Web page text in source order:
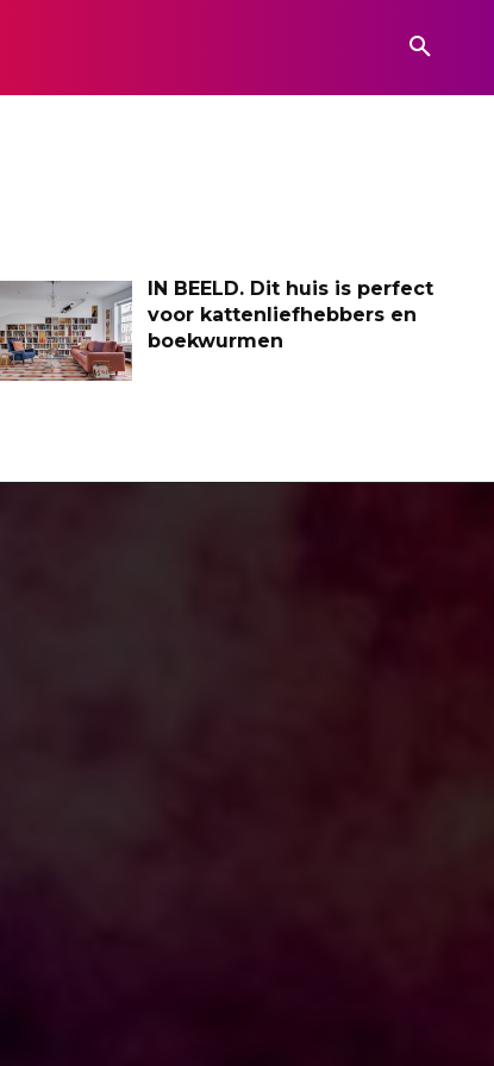
IN BEELD. Dit huis is perfect
voor kattenliefhebbers en
boekwurmen